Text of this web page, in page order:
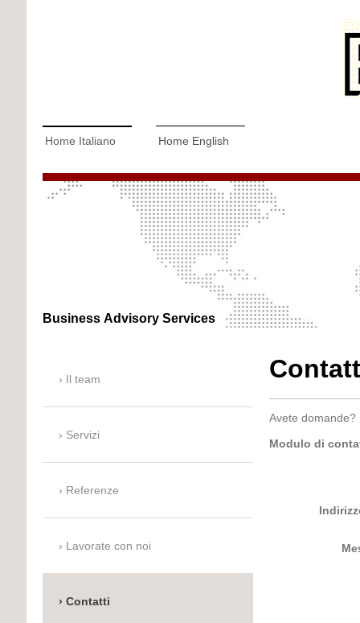
Home Italiano Home English
Business Advisory Services
Avete domande?
Modulo di
Il team
Servizi
Referenze
Lavorate con noi
Contatti